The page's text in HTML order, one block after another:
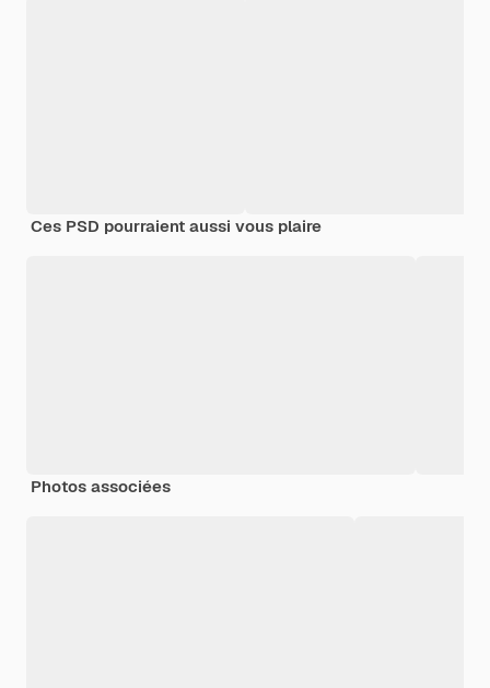
Ces PSD pourraient aussi vous plaire
Photos associées